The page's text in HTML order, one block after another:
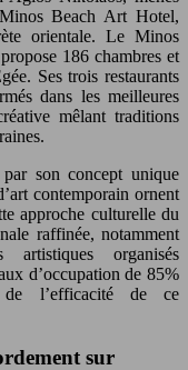
Beach Art Hotel,
orientale. Le Minos
186 chambres et
Ses trois restaurants
dans les meilleures
mêlant traditions
son concept unique
contemporain ornent
approche culturelle du
raffinée, notamment
organisés
d’occupation de 85%
de l’efficacité de ce
sur